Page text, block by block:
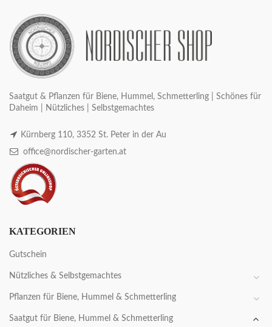
Saatgut & Pflanzen für Biene, Hummel, Schmetterling | Schönes für
Daheim | Nützliches | Selbstgemachtes
Kürnberg 110, 3352 St. Peter in der Au
office@nordischer-garten.at
KATEGORIEN
Gutschein
Nützliches & Selbstgemachtes
Pflanzen für Biene, Hummel & Schmetterling
Saatgut für Biene, Hummel & Schmetterling